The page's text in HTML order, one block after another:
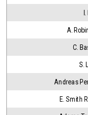
A.
C.
S.
Andreas
E. Smith